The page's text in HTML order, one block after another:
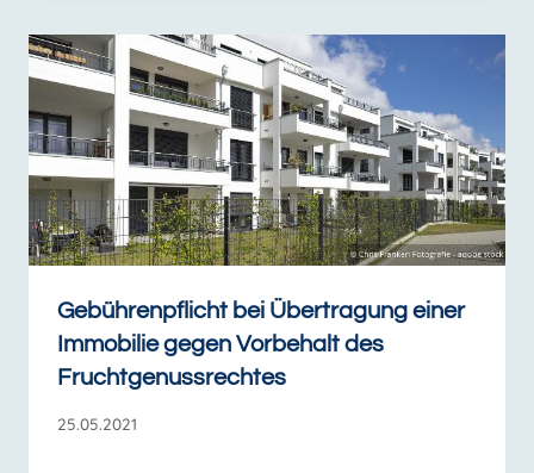
Gebührenpflicht bei Übertragung einer
Immobilie gegen Vorbehalt des
Fruchtgenussrechtes
25.05.2021